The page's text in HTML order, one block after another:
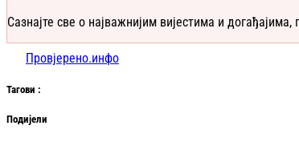
Сазнајте све о најважнијим вијестима и
Провјерено.инфо
Тагови :
Подијели